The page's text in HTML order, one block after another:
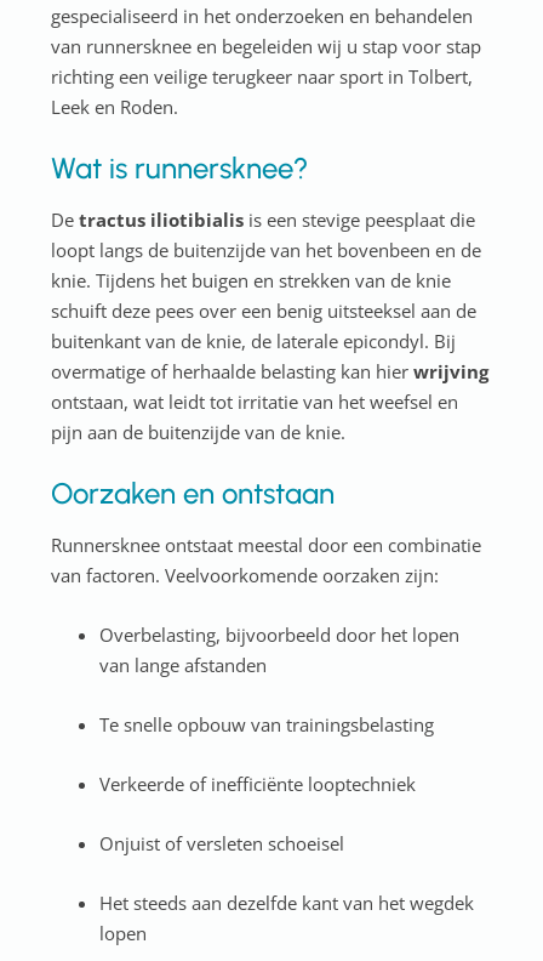
gespecialiseerd in het onderzoeken en behandelen
van runnersknee en begeleiden wij u stap voor stap
richting een veilige terugkeer naar sport in Tolbert,
Leek en Roden.
Wat is runnersknee?
De tractus iliotibialis is een stevige peesplaat die
loopt langs de buitenzijde van het bovenbeen en de
knie. Tijdens het buigen en strekken van de knie
schuift deze pees over een benig uitsteeksel aan de
buitenkant van de knie, de laterale epicondyl. Bij
overmatige of herhaalde belasting kan hier wrijving
ontstaan, wat leidt tot irritatie van het weefsel en
pijn aan de buitenzijde van de knie.
Oorzaken en ontstaan
Runnersknee ontstaat meestal door een combinatie
van factoren. Veelvoorkomende oorzaken zijn:
Overbelasting, bijvoorbeeld door het lopen
van lange afstanden
Te snelle opbouw van trainingsbelasting
Verkeerde of inefficiënte looptechniek
Onjuist of versleten schoeisel
Het steeds aan dezelfde kant van het wegdek
lopen